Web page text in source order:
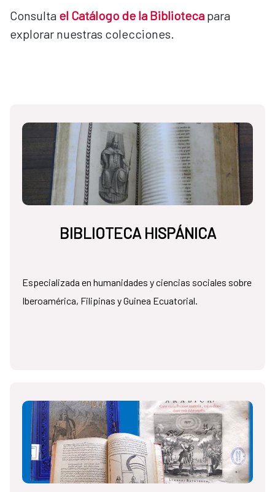
Consulta el Catálogo de la Biblioteca para
explorar nuestras colecciones.
BIBLIOTECA HISPÁNICA
Especializada en humanidades y ciencias sociales sobre
Iberoamérica, Filipinas y Guinea Ecuatorial.